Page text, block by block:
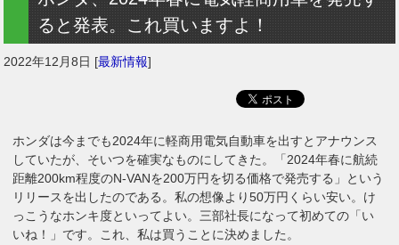
ると発表。これ買いますよ！
2022年12月8日 [最新情報]
ホンダは今までも2024年に軽商用電気自動車を出すとアナウンス
していたが、そいつを確実なものにしてきた。「2024年春に航続
距離200km程度のN-VANを200万円を切る価格で発売する」という
リリースを出したのである。私の想像より50万円くらい安い。け
っこうなホンキ度といってよい。三部社長になって初めての「い
いね！」です。これ、私は買うことに決めました。